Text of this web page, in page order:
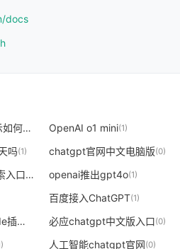
docs
chatgpt入口无法显示如何解决 (0)OpenAI o1 mini(1)
吗(1) chatgpt官网中文电脑版(0)
chatgpt 重新定义搜索入口
(0) openai推出gpt4o(1)
百度接入ChatGPT(1)
chatgpt中文版vscode插件官网 (0)
必应chatgpt中文版入口(0)
人工智能chatgpt官网(0)